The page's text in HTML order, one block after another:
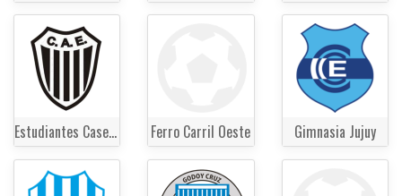
Estudiantes Caseros Ferro Carril Oeste Gimnasia Jujuy